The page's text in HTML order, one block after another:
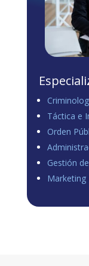
Táctica e
Orden
Gestión
Marketing